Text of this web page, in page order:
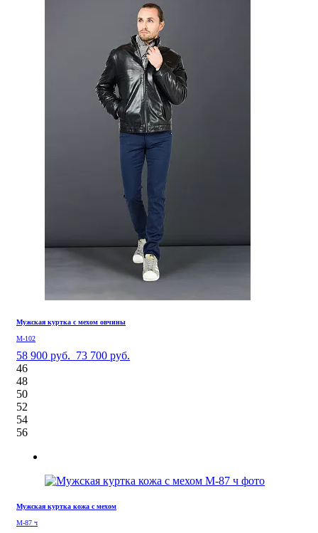
Мужская куртка с мехом овчины
М-102
58 900 руб. 73 700 руб.
46
48
50
52
54
56
Мужская куртка кожа с мехом
М-87 ч